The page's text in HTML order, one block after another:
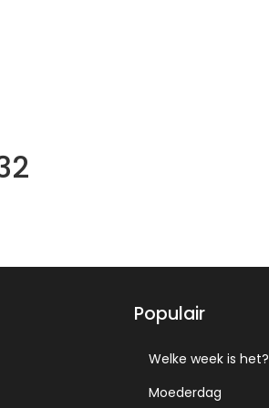
Populair
Welke week is het?
Moederdag